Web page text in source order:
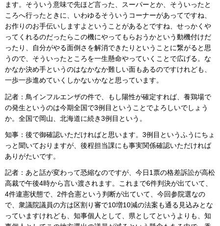
ます。そういう意味で先ほど言った、スーパーとか、そういったと
ころへ行ったときに、いわゆるそういうコーナーがあってですね、
お作りのお手伝いしますよということがあるとですね、せっかくや
ってくれるのだったらこの機にやってもらおうかという動機付けだ
ったり、自分がやる面倒さを解消できたりということに繋がると思
うので、そういったところを一生懸命やっていくことで広げる。な
かなか決め手というのはなかなか難しい面もあるのですけれども、
一歩一歩進めていくしかないかなと思っています。
記者：鳥インフルエンザの件で、もし陽性が確定すれば、養鶏場で
の発生というのは今期全国で3例目ということでよろしいでしょう
か。全国で岡山、北海道に続き3例目という。
知事：後で御確認いただければと思います。3例目というふうにちょ
っと聞いておりますが、後程担当課にも事実関係確認いただければ
ありがたいです。
記者：あと話が変わって恐縮なのですが、今日1票の格差訴訟が高松
高裁で午後4時から言い渡されます。これまで6件判決が出ていて、
4件違憲状態で、2件合憲という判断が出ていて、今回参院選なの
で、衆議院議員の方は区割り審で10増10減の法案も通る見込みとな
っていますけれども、知事個人として、県としてというよりも、知